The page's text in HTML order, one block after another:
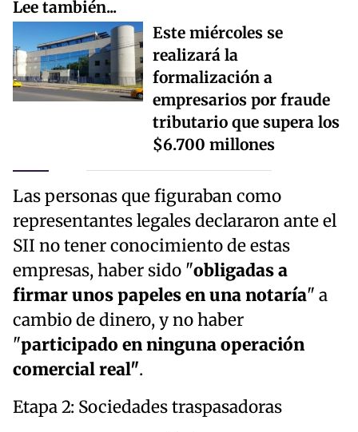
Lee también...
Este miércoles se
realizará la
formalización a
empresarios por fraude
tributario que supera los
$6.700 millones
Las personas que figuraban como
representantes legales declararon ante el
SII no tener conocimiento de estas
empresas, haber sido "obligadas a
firmar unos papeles en una notaría" a
cambio de dinero, y no haber
"participado en ninguna operación
comercial real".
Etapa 2: Sociedades traspasadoras